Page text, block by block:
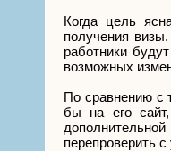
Когда цель
получения
работники
возможных
По сравнению с
бы на его
перепроверить